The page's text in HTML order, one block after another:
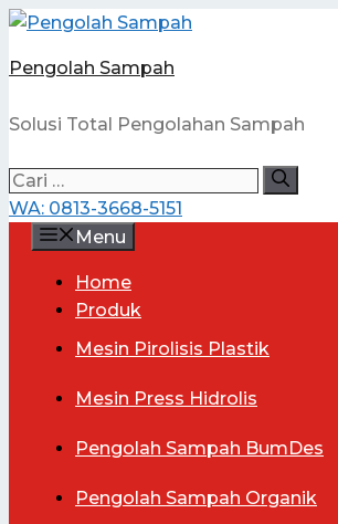
Langsung
isi
Pengolah Sampah
Solusi Total Pengolahan Sampah
Cari
untuk:
WA: 0813-3668-5151
Menu
Home
Produk
Mesin Pirolisis Plastik
Mesin Press Hidrolis
Pengolah Sampah BumDes
Pengolah Sampah Organik